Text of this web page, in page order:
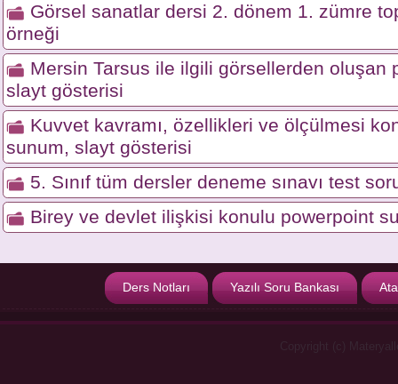
Görsel sanatlar dersi 2. dönem 1. zümre
örneği
Mersin Tarsus ile ilgili görsellerden oluşan
slayt gösterisi
Kuvvet kavramı, özellikleri ve ölçülmesi
sunum, slayt gösterisi
5. Sınıf tüm dersler deneme sınavı test
Birey ve devlet ilişkisi konulu powerpoint
Ders Notları Yazılı Soru Bankası